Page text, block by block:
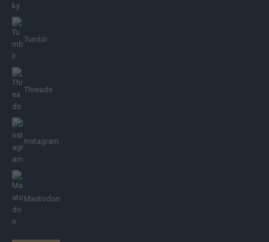
Tumblr
Threads
Instagram
Mastodon